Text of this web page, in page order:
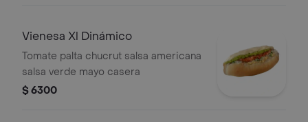
Vienesa Xl Dinámico
Tomate palta chucrut salsa americana
salsa verde mayo casera
$ 6300